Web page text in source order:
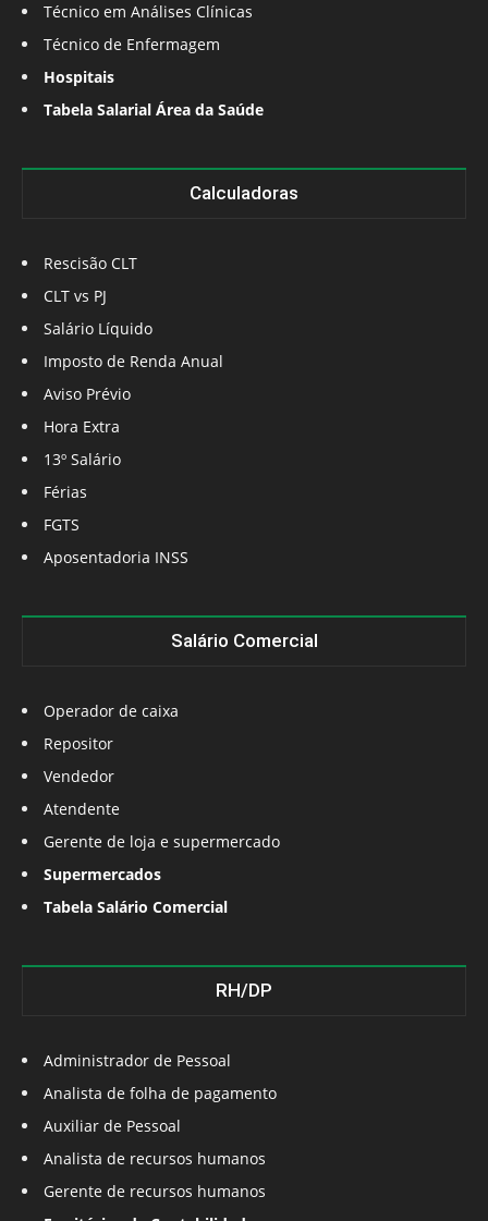
Técnico em Análises Clínicas
Técnico de Enfermagem
Hospitais
Tabela Salarial Área da Saúde
Calculadoras
Rescisão CLT
CLT vs PJ
Salário Líquido
Imposto de Renda Anual
Aviso Prévio
Hora Extra
13º Salário
Férias
FGTS
Aposentadoria INSS
Salário Comercial
Operador de caixa
Repositor
Vendedor
Atendente
Gerente de loja e supermercado
Supermercados
Tabela Salário Comercial
RH/DP
Administrador de Pessoal
Analista de folha de pagamento
Auxiliar de Pessoal
Analista de recursos humanos
Gerente de recursos humanos